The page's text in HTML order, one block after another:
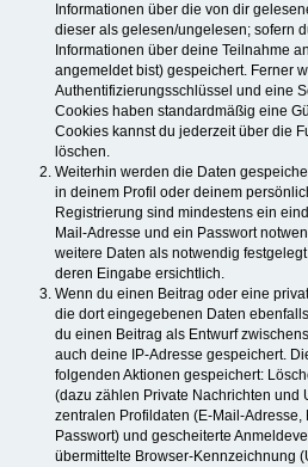
Informationen über die von dir
dieser als gelesen/ungelesen; sofern
Informationen über deine Teilnahme
angemeldet bist) gespeichert. Ferner
Authentifizierungsschlüssel und eine
Cookies haben standardmäßig eine
Cookies kannst du jederzeit über die
löschen.
Weiterhin werden die Daten
in deinem Profil oder deinem
Registrierung sind mindestens ein
Mail-Adresse und ein Passwort
weitere Daten als notwendig
deren Eingabe ersichtlich.
Wenn du einen Beitrag oder eine
die dort eingegebenen Daten
du einen Beitrag als Entwurf
auch deine IP-Adresse gespeichert.
folgenden Aktionen gespeichert:
(dazu zählen Private Nachrichten und
zentralen Profildaten (E-Mail-
Passwort) und gescheiterte
übermittelte Browser-Kennzeichnung